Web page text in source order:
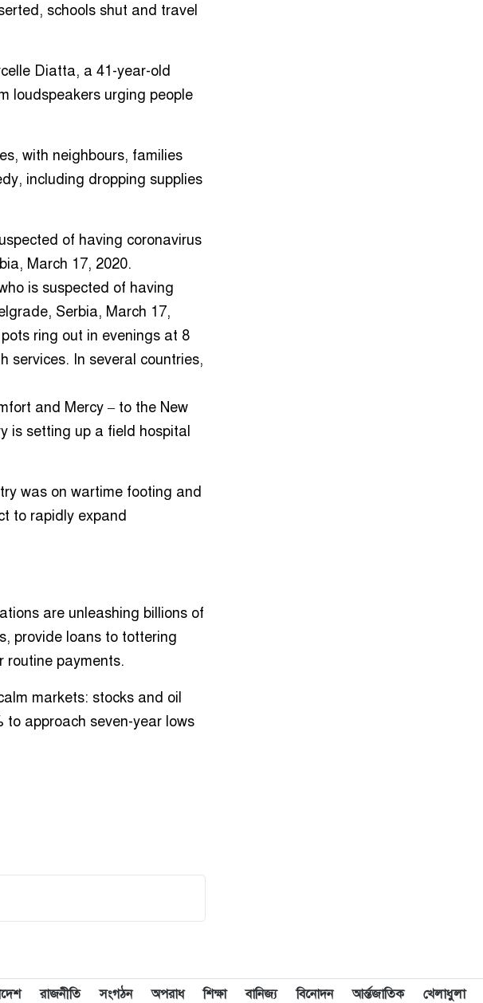
schools shut and travel
Diatta, a 41-year-old
loudspeakers urging people
with neighbours, families
including dropping supplies
of having coronavirus
March 17, 2020.
is suspected of having
Serbia, March 17,
ring out in evenings at 8
services. In several countries,
and Mercy – to the New
is setting up a field hospital
was on wartime footing and
to rapidly expand
are unleashing billions of
provide loans to tottering
routine payments.
markets: stocks and oil
to approach seven-year lows
রাজনীতি সংগঠন অপরাধ শিক্ষা বানিজ্য বিনোদন আর্ন্তজাতিক খেলাধুলা